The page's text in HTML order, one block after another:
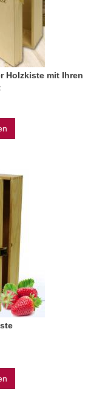
Holzkiste mit Ihren